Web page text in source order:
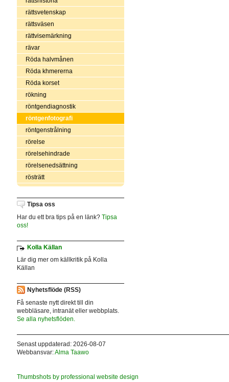
rättsvetenskap
rättsväsen
rättvisemärkning
rävar
Röda halvmånen
Röda khmererna
Röda korset
rökning
röntgendiagnostik
röntgenfotografi
röntgenstrålning
rörelse
rörelsehindrade
rörelsenedsättning
rösträtt
Tipsa oss
Har du ett bra tips på en länk? Tipsa
oss!
Kolla Källan
Lär dig mer om källkritik på Kolla
Källan
Nyhetsflöde (RSS)
Få senaste nytt direkt till din
webbläsare, intranät eller webbplats.
Se alla nyhetsflöden.
Senast uppdaterad: 2026-08-07
Webbansvar:Alma Taawo
Thumbshots by professional website design